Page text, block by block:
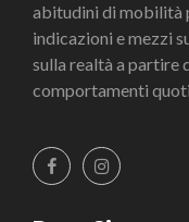
abitudini di mobilità
indicazioni e mezzi
sulla realtà a partire
comportamenti